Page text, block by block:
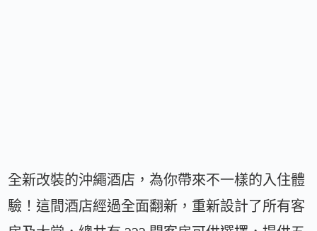
全新改裝的沖繩酒店，為你帶來不一樣的入住體
驗！這間酒店經過全面翻新，重新設計了所有客